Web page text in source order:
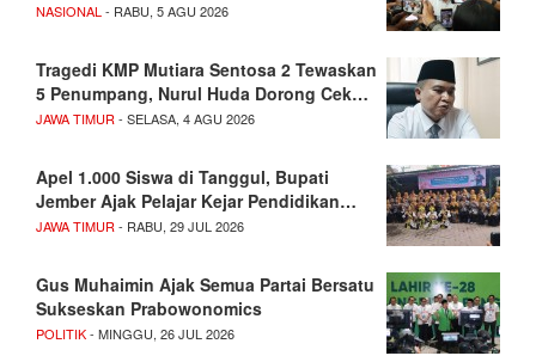
NASIONAL - RABU, 5 AGU 2026
Tragedi KMP Mutiara Sentosa 2 Tewaskan
5 Penumpang, Nurul Huda Dorong Cek…
JAWA TIMUR - SELASA, 4 AGU 2026
Apel 1.000 Siswa di Tanggul, Bupati
Jember Ajak Pelajar Kejar Pendidikan…
JAWA TIMUR - RABU, 29 JUL 2026
Gus Muhaimin Ajak Semua Partai Bersatu
Sukseskan Prabowonomics
POLITIK- MINGGU, 26 JUL 2026